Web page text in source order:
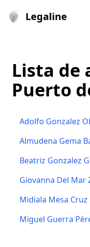
Legaline
Lista de
Puerto
Adolfo Gonzalez
Almudena Gema
Beatriz Gonzalez
Giovanna Del Mar
Midiala Mesa Cruz
Miguel Guerra